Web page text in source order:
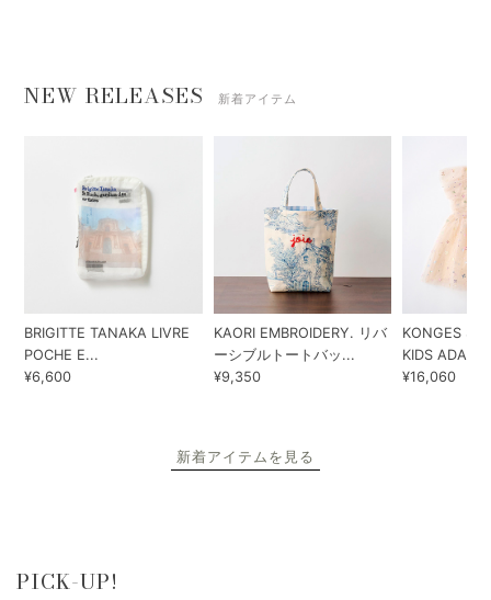
NEW RELEASES 新着アイテム
BRIGITTE TANAKA LIVRE
POCHE E...
¥6,600
KAORI EMBROIDERY. リバ
ーシブルトートバッ...
¥9,350
KONGES
KIDS ADA...
¥16,060
新着アイテムを見る
PICK-UP!